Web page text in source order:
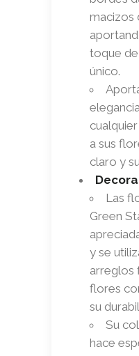
macizos
toque
único.
a sus
claro y
Las
Green
y se
arreglos
flores
su
Su
hace